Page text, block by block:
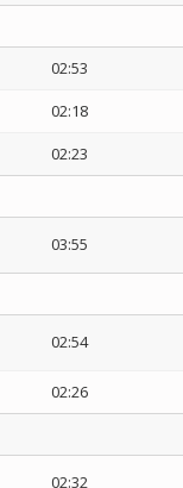
02:53
02:18
02:23
03:55
02:54
02:26
02:32